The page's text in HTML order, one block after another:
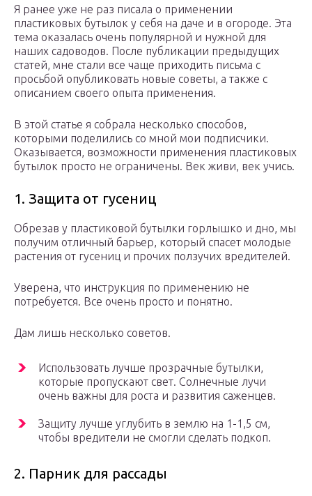
Я ранее уже не раз писала о применении
пластиковых бутылок у себя на даче и в огороде. Эта
тема оказалась очень популярной и нужной для
наших садоводов. После публикации предыдущих
статей, мне стали все чаще приходить письма с
просьбой опубликовать новые советы, а также с
описанием своего опыта применения.
В этой статье я собрала несколько способов,
которыми поделились со мной мои подписчики.
Оказывается, возможности применения пластиковых
бутылок просто не ограничены. Век живи, век учись.
1. Защита от гусениц
Обрезав у пластиковой бутылки горлышко и дно, мы
получим отличный барьер, который спасет молодые
растения от гусениц и прочих ползучих вредителей.
Уверена, что инструкция по применению не
потребуется. Все очень просто и понятно.
Дам лишь несколько советов.
Использовать лучше прозрачные бутылки,
которые пропускают свет. Солнечные лучи
очень важны для роста и развития саженцев.
Защиту лучше углубить в землю на 1-1,5 см,
чтобы вредители не смогли сделать подкоп.
2. Парник для рассады